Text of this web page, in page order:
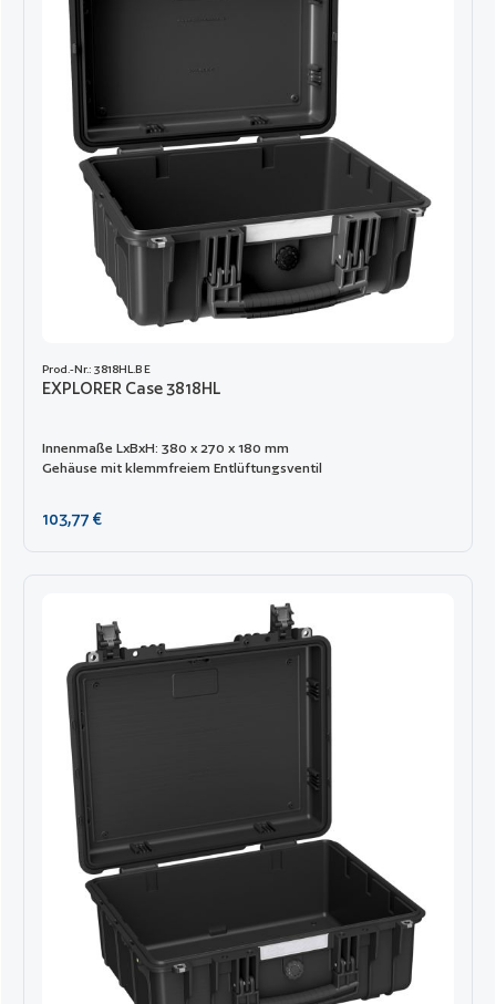
Prod.-Nr.: 3818HL.B E
EXPLORER Case 3818HL
Innenmaße LxBxH: 380 x 270 x 180 mm
Gehäuse mit klemmfreiem Entlüftungsventil
Regulärer Preis:
103,77 €